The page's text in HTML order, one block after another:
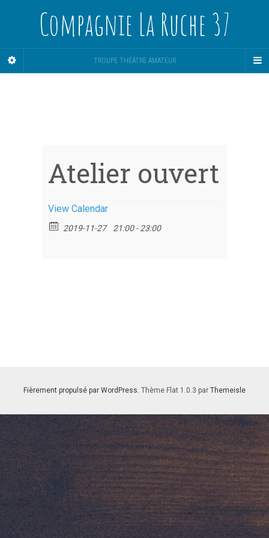
Compagnie La Ruche 37
TROUPE THÉÂTRE AMATEUR
Atelier ouvert
View Calendar
2019-11-27 21:00 - 23:00
Fièrement propulsé par WordPress. Thème Flat 1.0.3 par Themeisle